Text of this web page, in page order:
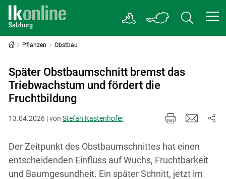
Pflanzen Obstbau
Später Obstbaumschnitt bremst das
Triebwachstum und fördert die
Fruchtbildung
13.04.2026 | von Stefan Kastenhofer
Der Zeitpunkt des Obstbaumschnittes hat einen
entscheidenden Einfluss auf Wuchs, Fruchtbarkeit
und Baumgesundheit. Ein später Schnitt, jetzt im